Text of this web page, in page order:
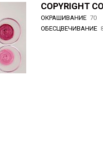
COPYRIGHT
ОКРАШИВАНИЕ 70
ОБЕСЦВЕЧИВАНИЕ